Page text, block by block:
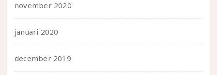
november 2020
januari 2020
december 2019